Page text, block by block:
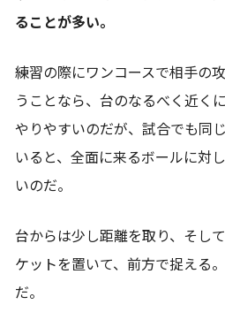
ることが多い。
練習の際にワンコースで相手の
うことなら、台のなるべく近く
やりやすいのだが、試合でも同
いると、全面に来るボールに対
いのだ。
台からは少し距離を取り、そし
ケットを置いて、前方で捉える
だ。